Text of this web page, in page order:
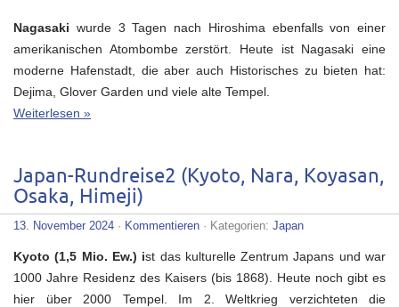
Nagasaki wurde 3 Tagen nach Hiroshima ebenfalls von einer
amerikanischen Atombombe zerstört. Heute ist Nagasaki eine
moderne Hafenstadt, die aber auch Historisches zu bieten hat:
Dejima, Glover Garden und viele alte Tempel.
Weiterlesen »
Japan-Rundreise2 (Kyoto, Nara, Koyasan,
Osaka, Himeji)
13. November 2024 · Kommentieren · Kategorien: Japan
Kyoto (1,5 Mio. Ew.) ist das kulturelle Zentrum Japans und war
1000 Jahre Residenz des Kaisers (bis 1868). Heute noch gibt es
hier über 2000 Tempel. Im 2. Weltkrieg verzichteten die